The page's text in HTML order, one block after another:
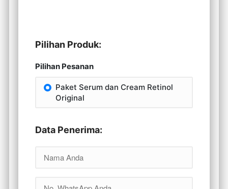
Pilihan Produk:
Pilihan Pesanan
Paket Serum dan Cream Retinol
Original
Data Penerima: